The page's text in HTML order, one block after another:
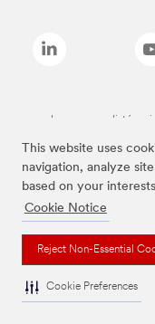
This website uses
navigation, analyze
based on your
Cookie Notice
Reject Non-Essential
Cookie Preferences
Les marques listées